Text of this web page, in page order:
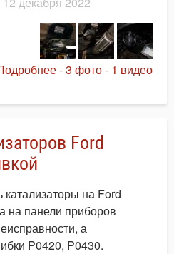
- 3 фото - 1 видео
Ford
катализаторы на Ford
на панели приборов
а
P0420, P0430.